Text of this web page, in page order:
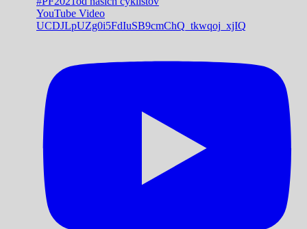
YouTube Video
UCDJLpUZg0i5FdIuSB9cmChQ_tkwqoj_xjIQ